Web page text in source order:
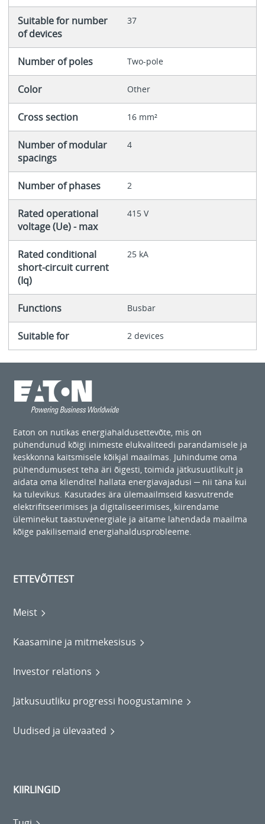
Suitable for number
of devices
37
Number of poles Two-pole
Color Other
Cross section 16 mm²
Number of modular
spacings
4
Number of phases 2
Rated operational
voltage (Ue) - max
415 V
Rated conditional
short-circuit current
(Iq)
25 kA
Functions Busbar
Suitable for 2 devices
Eaton on nutikas energiahaldusettevõte, mis on
pühendunud kõigi inimeste elukvaliteedi parandamisele ja
keskkonna kaitsmisele kõikjal maailmas. Juhindume oma
pühendumusest teha äri õigesti, toimida jätkusuutlikult ja
aidata oma klienditel hallata energiavajadusi ─ nii täna kui
ka tulevikus. Kasutades ära ülemaailmseid kasvutrende
elektrifitseerimises ja digitaliseerimises, kiirendame
üleminekut taastuvenergiale ja aitame lahendada maailma
kõige pakilisemaid energiahaldusprobleeme.
ETTEVÕTTEST
Meist
Kaasamine ja mitmekesisus
Investor relations
Jätkusuutliku progressi hoogustamine
Uudised ja ülevaated
KIIRLINGID